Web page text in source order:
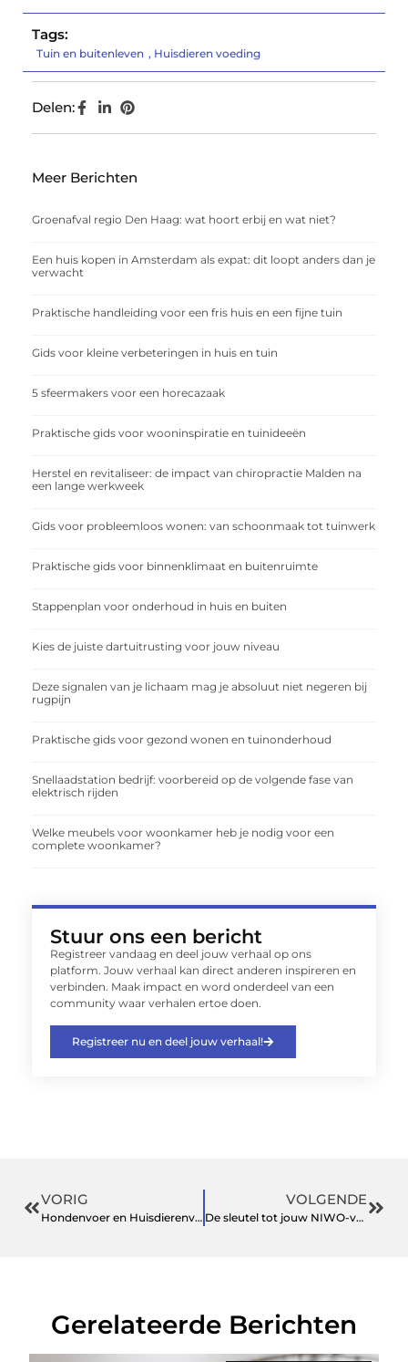
Tags:
Tuin en buitenleven , Huisdieren voeding
Delen:
Meer Berichten
Groenafval regio Den Haag: wat hoort erbij en wat niet?
Een huis kopen in Amsterdam als expat: dit loopt anders dan je
verwacht
Praktische handleiding voor een fris huis en een fijne tuin
Gids voor kleine verbeteringen in huis en tuin
5 sfeermakers voor een horecazaak
Praktische gids voor wooninspiratie en tuinideeën
Herstel en revitaliseer: de impact van chiropractie Malden na
een lange werkweek
Gids voor probleemloos wonen: van schoonmaak tot tuinwerk
Praktische gids voor binnenklimaat en buitenruimte
Stappenplan voor onderhoud in huis en buiten
Kies de juiste dartuitrusting voor jouw niveau
Deze signalen van je lichaam mag je absoluut niet negeren bij
rugpijn
Praktische gids voor gezond wonen en tuinonderhoud
Snellaadstation bedrijf: voorbereid op de volgende fase van
elektrisch rijden
Welke meubels voor woonkamer heb je nodig voor een
complete woonkamer?
Stuur ons een bericht
Registreer vandaag en deel jouw verhaal op ons
platform. Jouw verhaal kan direct anderen inspireren en
verbinden. Maak impact en word onderdeel van een
community waar verhalen ertoe doen.
Registreer nu en deel jouw verhaal!
VORIG
Hondenvoer en Huisdierenvoeding: De Basis voor een Gezond Dier
VOLGENDE
De sleutel tot jouw NIWO-vergunning: wat je moet weten
Gerelateerde Berichten